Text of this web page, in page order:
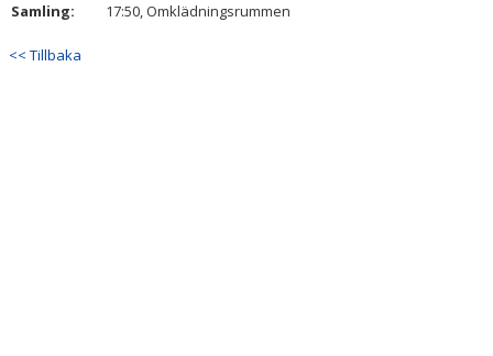
DOKUMENT
KONTAKT
Samling:
17:50, Omklädningsrummen
<< Tillbaka